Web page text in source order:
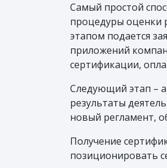
Самый простой
процедуры оценки
этапом подается
приложений
сертификации,
Следующий этап –
результаты
новый регламент,
Получение
позиционировать